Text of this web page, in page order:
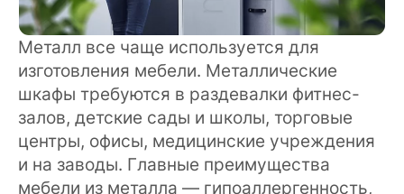
Металл все чаще используется для
изготовления мебели. Металлические
шкафы требуются в раздевалки фитнес-
залов, детские сады и школы, торговые
центры, офисы, медицинские учреждения
и на заводы. Главные преимущества
мебели из металла — гипоаллергенность,